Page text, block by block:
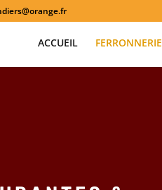
ACCUEIL FERRONNERIE